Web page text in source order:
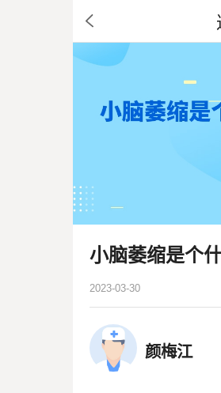
小脑萎缩是个
2023-03-30
颜梅江